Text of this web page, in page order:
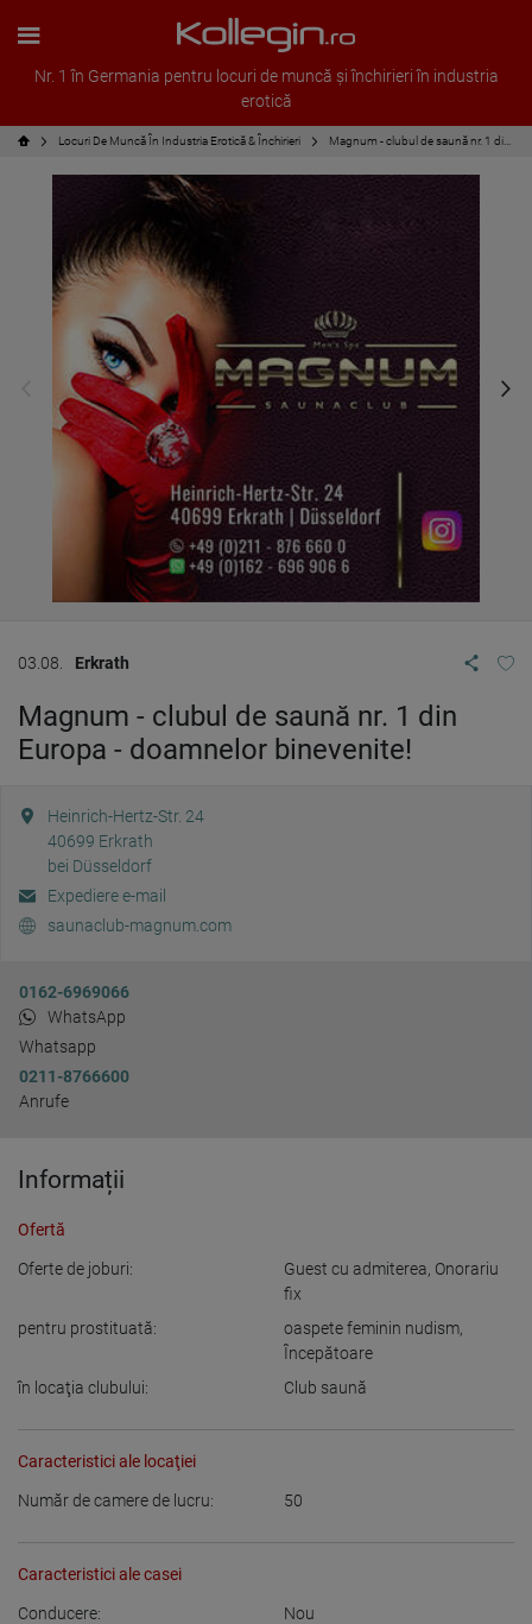
Nr. 1 în Germania pentru locuri de muncă și închirieri în industria
erotică
Locuri De Muncă În Industria Erotică & Închirieri
03.08. Erkrath
Magnum - clubul de saună nr. 1 din
Europa - doamnelor binevenite!
Heinrich-Hertz-Str. 24
40699 Erkrath
bei Düsseldorf
Expediere e-mail
saunaclub-magnum.com
0162-6969066
WhatsApp
Whatsapp
0211-8766600
Anrufe
Informații
Ofertă
Oferte de joburi:
Guest cu admiterea, Onorariu
fix
pentru prostituată:
oaspete feminin nudism,
Începătoare
în locaţia clubului:
Club saună
Caracteristici ale locaţiei
Număr de camere de lucru: 50
Caracteristici ale casei
Conducere:
Nou